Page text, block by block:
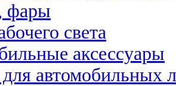
фары
света
аксессуары
автомобильных